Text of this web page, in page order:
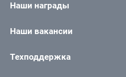
Наши награды
Наши вакансии
Техподдержка